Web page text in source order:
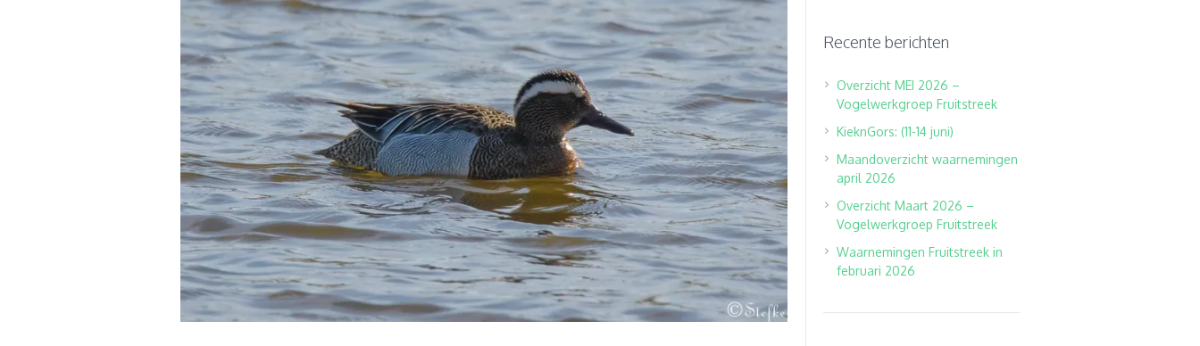
Recente berichten
Overzicht MEI 2026 –
Vogelwerkgroep Fruitstreek
KieknGors: (11-14 juni)
Maandoverzicht waarnemingen
april 2026
Overzicht Maart 2026 –
Vogelwerkgroep Fruitstreek
Waarnemingen Fruitstreek in
februari 2026